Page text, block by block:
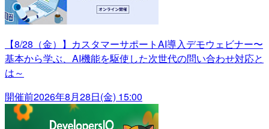
【8/28（金）】カスタマーサポートAI導入デモウェビナー〜
基本から学ぶ、AI機能を駆使した次世代の問い合わせ対応と
は～
開催前2026年8月28日(金) 15:00